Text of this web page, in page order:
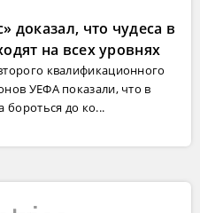
доказал, что чудеса в
на всех уровнях
квалификационного
УЕФА показали, что в
бороться до ко...